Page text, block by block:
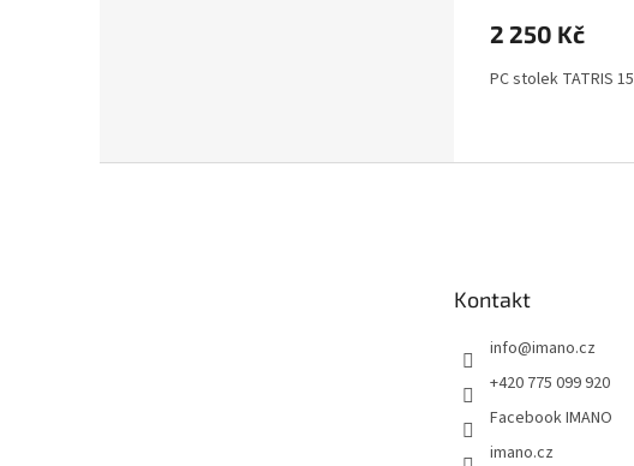
2 250 Kč
PC stolek TATRIS 15
Kontakt
info@imano.cz
+420 775 099 920
Facebook IMANO
imano.cz